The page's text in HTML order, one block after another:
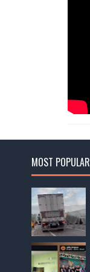
MOST POPULAR